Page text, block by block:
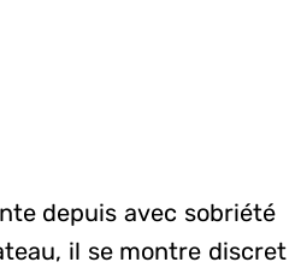
depuis avec sobriété
il se montre discret